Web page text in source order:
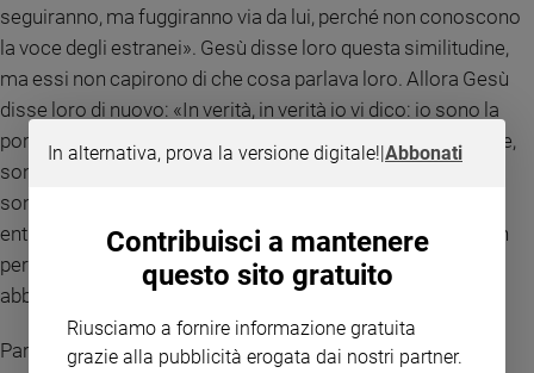
seguiranno, ma fuggiranno via da lui, perché non conoscono
la voce degli estranei». Gesù disse loro questa similitudine,
ma essi non capirono di che cosa parlava loro. Allora Gesù
disse loro di nuovo: «In verità, in verità io vi dico: io sono la
porta delle pecore. Tutti coloro che sono venuti prima di me,
sono ladri e briganti; ma le pecore non li hanno ascoltati. Io
sono la porta: se uno entra attraverso di me, sarà salvato;
entrerà e uscirà e troverà pascolo. Il ladro non viene se non
per rubare, uccidere e distruggere; io sono venuto perché
abbiano la vita e l'abbiano in abbondanza».
Parola del Signore
In alternativa, prova la versione digitale!|Abbonati
Contribuisci a mantenere
questo sito gratuito
Riusciamo a fornire informazione gratuita
grazie alla pubblicità erogata dai nostri partner.